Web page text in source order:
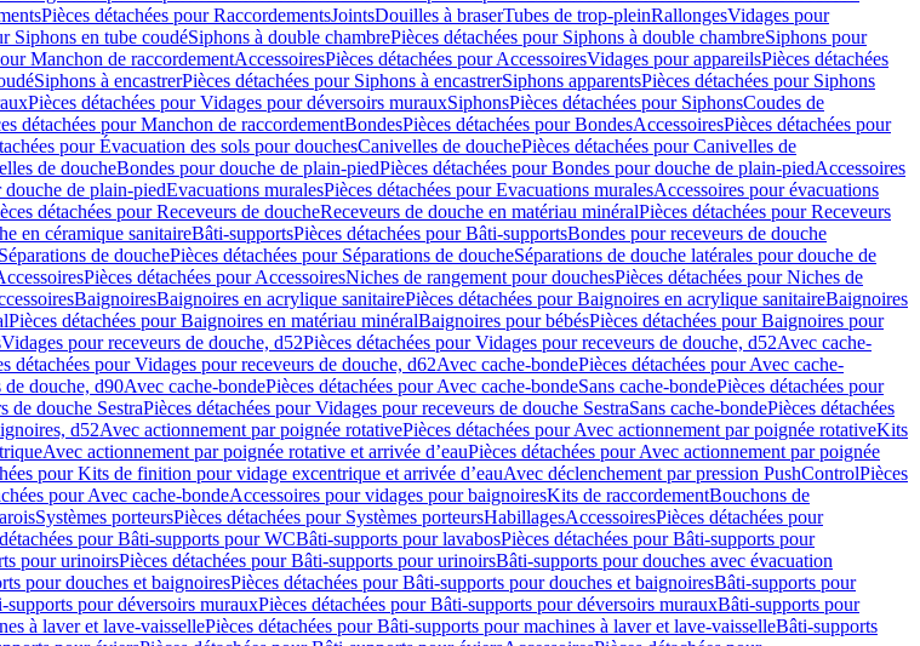
Pièces détachées pour RaccordementsJointsDouilles à braserTubes de trop-pleinRallongesVidages pour
Siphons en tube coudéSiphons à double chambrePièces détachées pour Siphons à double chambreSiphons pour
Manchon de raccordementAccessoiresPièces détachées pour AccessoiresVidages pour appareilsPièces détachées
Siphons à encastrerPièces détachées pour Siphons à encastrerSiphons apparentsPièces détachées pour Siphons
Pièces détachées pour Vidages pour déversoirs murauxSiphonsPièces détachées pour SiphonsCoudes de
détachées pour Manchon de raccordementBondesPièces détachées pour BondesAccessoiresPièces détachées pour
pour Évacuation des sols pour douchesCanivelles de douchePièces détachées pour Canivelles de
de doucheBondes pour douche de plain-piedPièces détachées pour Bondes pour douche de plain-piedAccessoires
douche de plain-piedEvacuations muralesPièces détachées pour Evacuations muralesAccessoires pour évacuations
détachées pour Receveurs de doucheReceveurs de douche en matériau minéralPièces détachées pour Receveurs
en céramique sanitaireBâti-supportsPièces détachées pour Bâti-supportsBondes pour receveurs de douche
Séparations de douchePièces détachées pour Séparations de doucheSéparations de douche latérales pour douche de
Pièces détachées pour AccessoiresNiches de rangement pour douchesPièces détachées pour Niches de
BaignoiresBaignoires en acrylique sanitairePièces détachées pour Baignoires en acrylique sanitaireBaignoires
Pièces détachées pour Baignoires en matériau minéralBaignoires pour bébésPièces détachées pour Baignoires pour
Vidages pour receveurs de douche, d52Pièces détachées pour Vidages pour receveurs de douche, d52Avec cache-
détachées pour Vidages pour receveurs de douche, d62Avec cache-bondePièces détachées pour Avec cache-
de douche, d90Avec cache-bondePièces détachées pour Avec cache-bondeSans cache-bondePièces détachées pour
de douche SestraPièces détachées pour Vidages pour receveurs de douche SestraSans cache-bondePièces détachées
d52Avec actionnement par poignée rotativePièces détachées pour Avec actionnement par poignée rotativeKits
Avec actionnement par poignée rotative et arrivée d’eauPièces détachées pour Avec actionnement par poignée
pour Kits de finition pour vidage excentrique et arrivée d’eauAvec déclenchement par pression PushControlPièces
pour Avec cache-bondeAccessoires pour vidages pour baignoiresKits de raccordementBouchons de
Systèmes porteursPièces détachées pour Systèmes porteursHabillagesAccessoiresPièces détachées pour
pour Bâti-supports pour WCBâti-supports pour lavabosPièces détachées pour Bâti-supports pour
pour urinoirsPièces détachées pour Bâti-supports pour urinoirsBâti-supports pour douches avec évacuation
pour douches et baignoiresPièces détachées pour Bâti-supports pour douches et baignoiresBâti-supports pour
supports pour déversoirs murauxPièces détachées pour Bâti-supports pour déversoirs murauxBâti-supports pour
à laver et lave-vaissellePièces détachées pour Bâti-supports pour machines à laver et lave-vaisselleBâti-supports